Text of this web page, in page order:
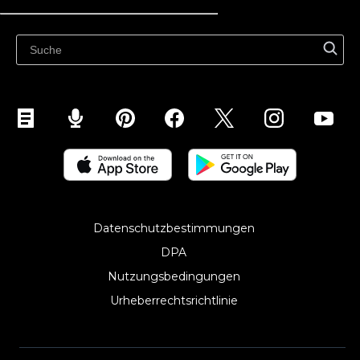
Auf der Website verkaufen
Verkaufen Sie auf TikTok
Verkaufen auf Facebook
Verkaufen auf Google
Verkaufen auf WhatsApp
Verkaufen auf Snapchat
Auf YouTube verkaufen
Datenschutzbestimmungen
DPA
Nutzungsbedingungen
Urheberrechtsrichtlinie‎